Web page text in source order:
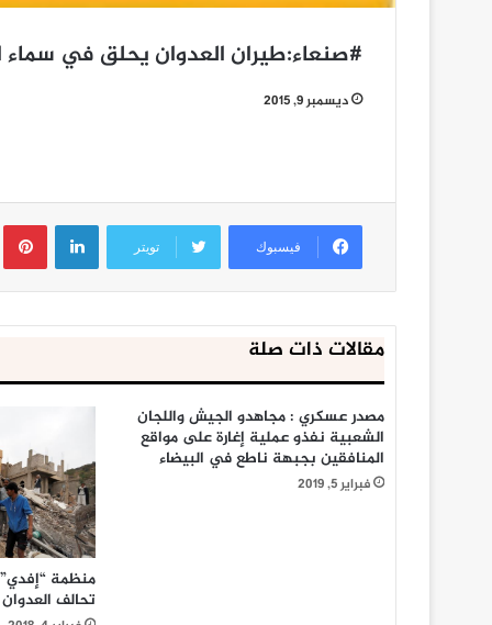
#صنعاء:طيران العدوان يحلق في سماء
ديسمبر 9, 2015
فيسبوك تويتر
لينكدإن
مقالات ذات صلة
مصدر عسكري : مجاهدو الجيش واللجان
الشعبية نفذو عملية إغارة على مواقع
المنافقين بجبهة ناطع في البيضاء
فبراير 5, 2019
منظمة
تحالف